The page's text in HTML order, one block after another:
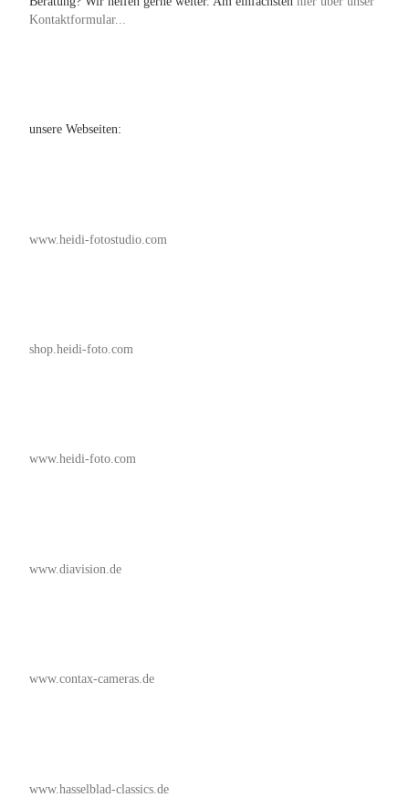
Kontaktformular...
unsere Webseiten:
www.heidi-fotostudio.com
shop.heidi-foto.com
www.heidi-foto.com
www.diavision.de
www.contax-cameras.de
www.hasselblad-classics.de